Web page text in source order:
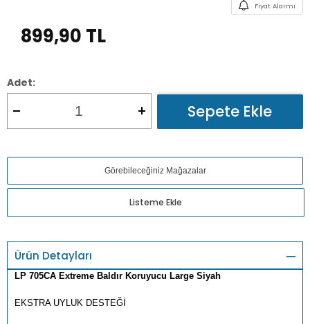
Fiyat Alarmı
899,90 TL
Adet:
Sepete Ekle
Görebileceğiniz Mağazalar
Listeme Ekle
Ürün Detayları
LP 705CA Extreme Baldır Koruyucu Large Siyah
EKSTRA UYLUK DESTEĞİ